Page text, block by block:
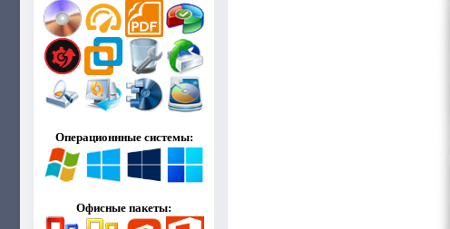
Операционнные системы:
Офисные пакеты: